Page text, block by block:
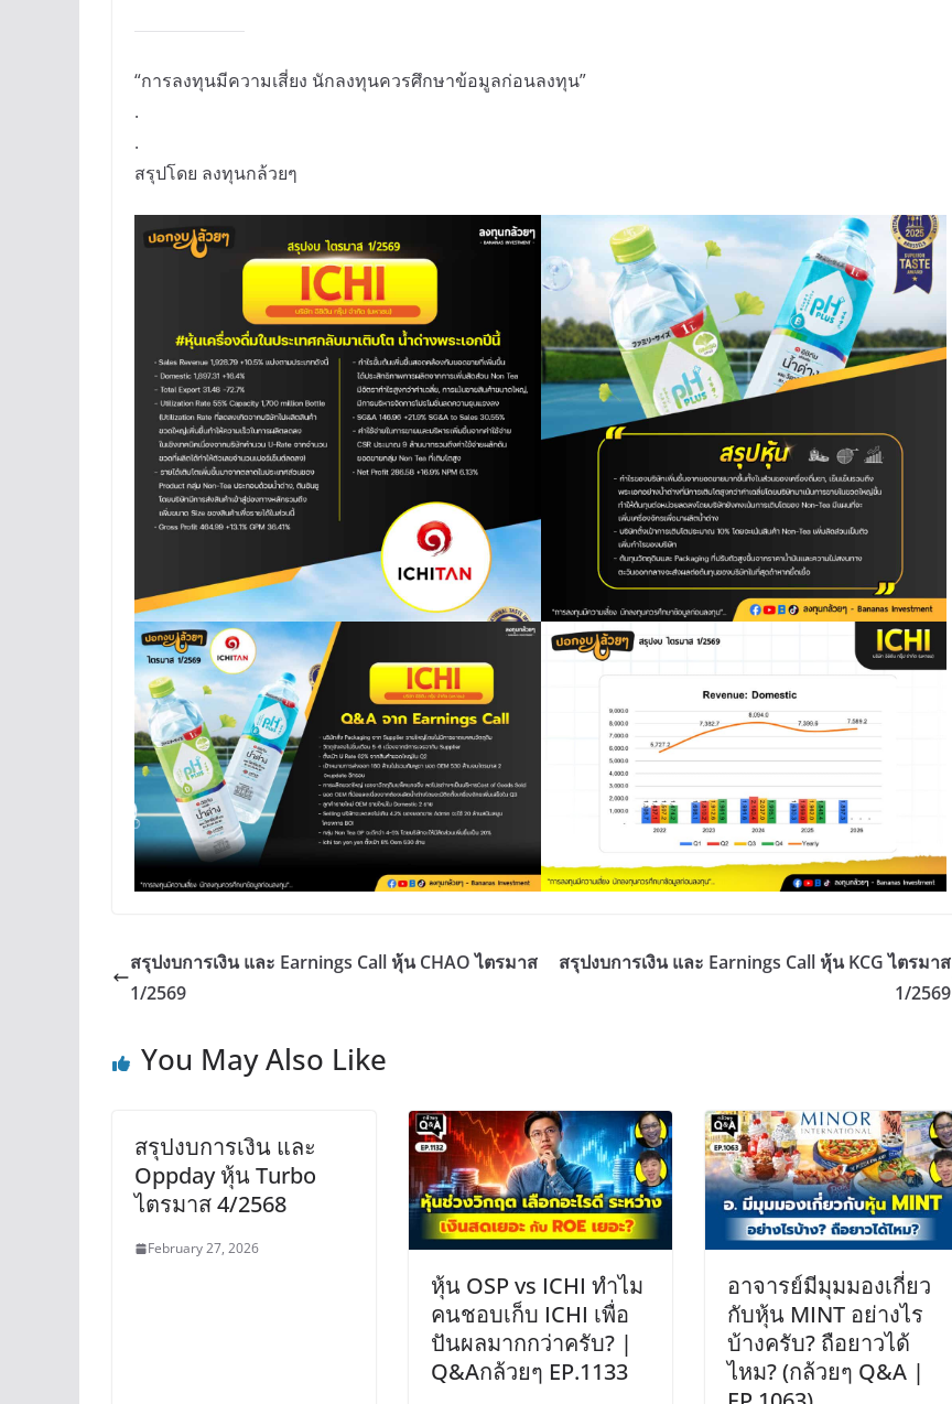
“การลงทุนมีความเสี่ยง นักลงทุนควรศึกษาข้อมูลก่อนลงทุน”
.
.
สรุปโดย ลงทุนกล้วยๆ
สรุปงบการเงิน และ Earnings Call หุ้น CHAO ไตรมาส
1/2569
สรุปงบการเงิน และ Earnings Call หุ้น KCG ไตรมาส
1/2569
You May Also Like
สรุปงบการเงิน และ
Oppday หุ้น Turbo
ไตรมาส 4/2568
February 27, 2026
หุ้น OSP vs ICHI ทำไม
คนชอบเก็บ ICHI เพื่อ
ปันผลมากกว่าครับ? |
Q&Aกล้วยๆ EP.1133
อาจารย์มีมุมมองเกี่ยว
กับหุ้น MINT อย่างไร
บ้างครับ? ถือยาวได้
ไหม? (กล้วยๆ Q&A |